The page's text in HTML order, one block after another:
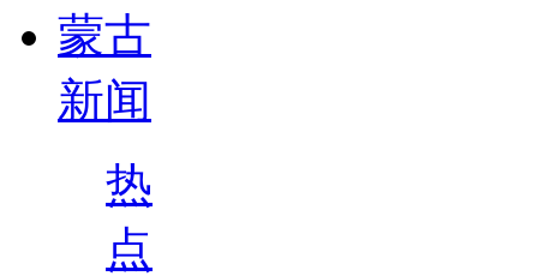
蒙古
新闻
热
点